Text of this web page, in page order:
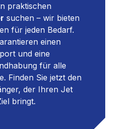
praktischen
suchen – wir bieten
für jeden Bedarf.
einen
und eine
für alle
Finden Sie jetzt den
der Ihren Jet
bringt.